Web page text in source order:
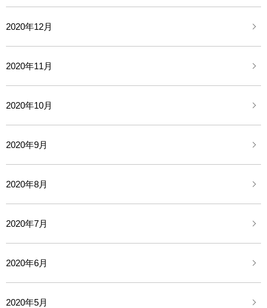
2020年12月
2020年11月
2020年10月
2020年9月
2020年8月
2020年7月
2020年6月
2020年5月